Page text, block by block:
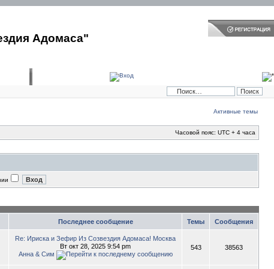
Адомаса"
Активные темы
Часовой пояс: UTC + 4 часа
Последнее сообщение Темы Сообщения
Re: Ириска и Зефир Из Созвездия Адомаса! Москва
Вт окт 28, 2025 9:54 pm
Анна & Сим
543 38563